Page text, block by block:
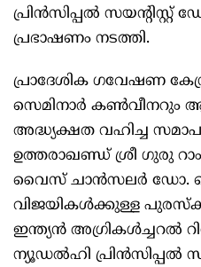
പ്രിൻസിപ്പൽ
പ്രഭാഷണം നടത്തി.
പ്രാദേശിക ഗവേഷണ
സെമിനാർ കൺവീനറും
അദ്ധ്യക്ഷത വഹിച്ച
ഉത്തരാഖണ്ഡ് ശ്രീ ഗുരു റാം
വൈസ് ചാൻസലർ ഡോ.
വിജയികൾക്കുള്ള
ഇന്ത്യൻ അഗ്രികൾച്ചറൽ
ന്യൂഡൽഹി പ്രിൻസിപ്പൽ